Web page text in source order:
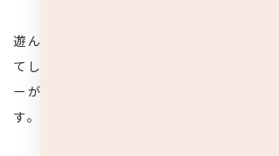
遊んでいる間に、ワイヤーや樹脂が飛び出
てしまうなどの思わぬ事故を防ぐ点からも
ーがなくても顔にフィットしやすい立体マ
す。